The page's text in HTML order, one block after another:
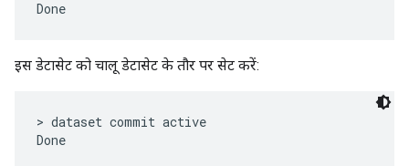
इस डेटासेट को चालू डेटासेट के तौर पर सेट करें:
> dataset commit active